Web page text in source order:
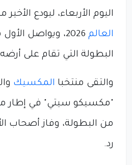
اليوم الأربعاء، ليودع
العالم
2026، ويواصل
البطولة التي تقام على
والتقى منتخبا المكسيك
من البطولة، وفاز أصحاب
رد.